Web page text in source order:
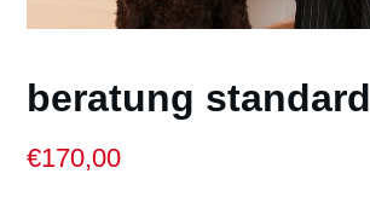
beratung standard
€170,00